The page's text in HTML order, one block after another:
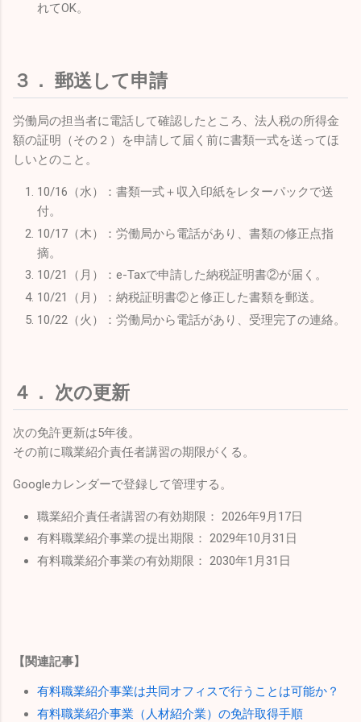
れてOK。
３． 郵送して申請
労働局の担当者に電話して確認したところ、法人税の所得金
額の証明（その２）を申請して届く前に書類一式を送ってほ
しいとのこと。
10/16（水）：書類一式＋収入印紙をレターパックで送
付。
10/17（木）：労働局から電話があり、書類の修正点指
摘。
10/21（月）：e-Taxで申請した納税証明書②が届く。
10/21（月）：納税証明書②と修正した書類を郵送。
10/22（火）：労働局から電話があり、受理完了の連絡。
４． 次の更新
次の免許更新は5年後。
その前に職業紹介責任者講習の期限がくる。
Googleカレンダーで登録して管理する。
職業紹介責任者講習の有効期限： 2026年9月17日
有料職業紹介事業の提出期限： 2029年10月31日
有料職業紹介事業の有効期限： 2030年1月31日
【関連記事】
有料職業紹介事業は共同オフィスで行うことは可能か？
有料職業紹介事業（人材紹介業）の免許取得手順